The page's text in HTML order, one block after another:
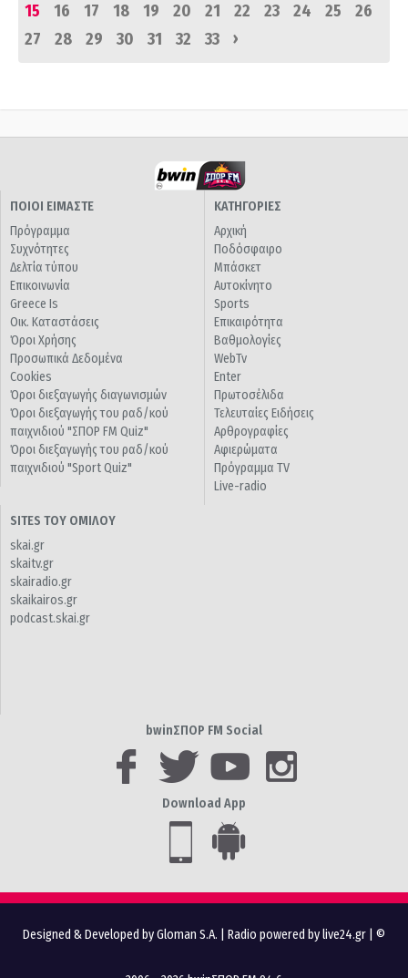
15
16 17 18 19 20 21 22 23 24 25
26
27
28 29 30 31 32 33 ›
ΠΟΙΟΙ ΕΙΜΑΣΤΕ
Πρόγραμμα
Συχνότητες
Δελτία τύπου
Επικοινωνία
Greece Is
Οικ. Καταστάσεις
Όροι Χρήσης
Προσωπικά Δεδομένα
Cookies
Όροι διεξαγωγής διαγωνισμών
Όροι διεξαγωγής του ραδ/κού
παιχνιδιού "ΣΠΟΡ FM Quiz"
Όροι διεξαγωγής του ραδ/κού
παιχνιδιού "Sport Quiz"
ΚΑΤΗΓΟΡΙΕΣ
Αρχική
Ποδόσφαιρο
Μπάσκετ
Αυτοκίνητο
Sports
Επικαιρότητα
Βαθμολογίες
WebTv
Enter
Πρωτοσέλιδα
Τελευταίες Ειδήσεις
Αρθρογραφίες
Αφιερώματα
Πρόγραμμα TV
Live-radio
SITES ΤΟΥ ΟΜΙΛΟΥ
skai.gr
skaitv.gr
skairadio.gr
skaikairos.gr
podcast.skai.gr
bwinΣΠΟΡ FM Social
Download App
Designed & Developed by Gloman S.A. Radio powered by live24.gr | ©